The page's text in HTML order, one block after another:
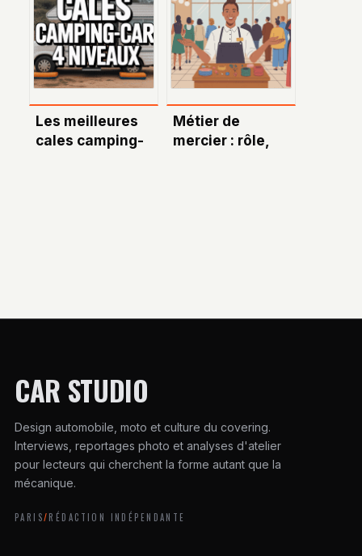
passionne
autant les
amateurs
d’automobile
pour optimiser
votre utilitaire
Les meilleures
cales camping-
Métier de
mercier : rôle,
CAR STUDIO
Design automobile, moto et culture du covering.
Interviews, reportages photo et analyses d'atelier
pour lecteurs qui cherchent la forme autant que la
mécanique.
PARIS/RÉDACTION INDÉPENDANTE